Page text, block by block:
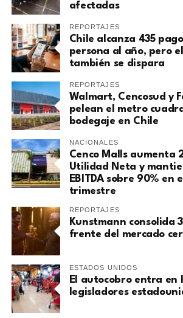
afectadas
REPORTAJES
Chile alcanza 435
persona al año, pero
también se dispara
REPORTAJES
Walmart, Cencosud y
pelean el metro
bodegaje en Chile
NACIONALES
Cenco Malls aumenta
Utilidad Neta y
EBITDA sobre 90% en
trimestre
REPORTAJES
Kunstmann consolida
frente del mercado
ESTADOS UNIDOS
El autocobro entra en
legisladores